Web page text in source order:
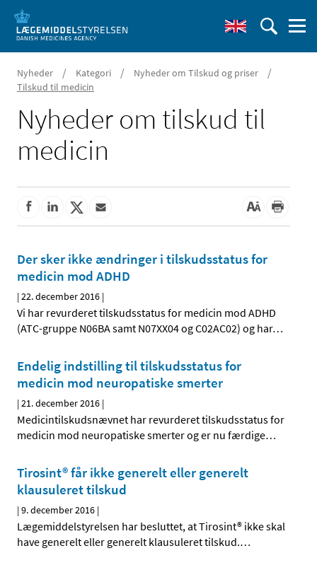
Nyheder / Kategori / Nyheder om Tilskud og priser /
Tilskud til medicin
Nyheder om tilskud til
medicin
Der sker ikke ændringer i tilskudsstatus for
medicin mod ADHD
|22. december 2016 |
Vi har revurderet tilskudsstatus for medicin mod ADHD
(ATC-gruppe N06BA samt N07XX04 og C02AC02) og har…
Endelig indstilling til tilskudsstatus for
medicin mod neuropatiske smerter
|21. december 2016 |
Medicintilskudsnævnet har revurderet tilskudsstatus for
medicin mod neuropatiske smerter og er nu færdige…
Tirosint® får ikke generelt eller generelt
klausuleret tilskud
|9. december 2016 |
Lægemiddelstyrelsen har besluttet, at Tirosint® ikke skal
have generelt eller generelt klausuleret tilskud.…